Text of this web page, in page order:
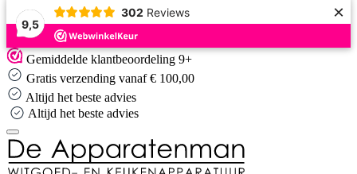
9,5
302 Reviews ×
Skip
to
content
Gemiddelde klantbeoordeling 9+
Gratis verzending vanaf € 100,00
Altijd het beste advies
Altijd het beste advies